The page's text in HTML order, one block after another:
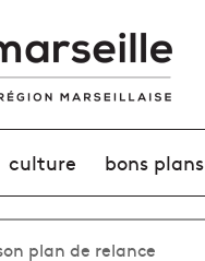
culture bons plans
plan de relance